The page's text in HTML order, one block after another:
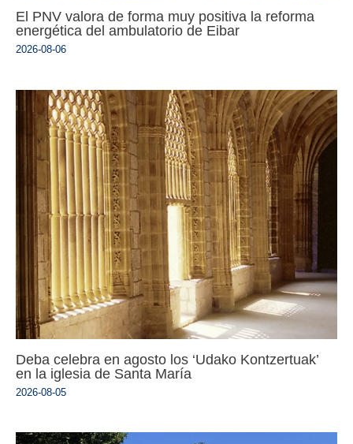
El PNV valora de forma muy positiva la reforma
energética del ambulatorio de Eibar
2026-08-06
Deba celebra en agosto los ‘Udako Kontzertuak’
en la iglesia de Santa María
2026-08-05